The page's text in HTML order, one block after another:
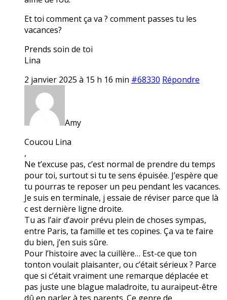
Et toi comment ça va ? comment passes tu les
vacances?
Prends soin de toi
Lina
2 janvier 2025 à 15 h 16 min #68330 Répondre
Amy
Coucou Lina
,
Ne t’excuse pas, c’est normal de prendre du temps
pour toi, surtout si tu te sens épuisée. J’espère que
tu pourras te reposer un peu pendant les vacances.
Je suis en terminale, j essaie de réviser parce que là
c est dernière ligne droite.
Tu as l’air d’avoir prévu plein de choses sympas,
entre Paris, ta famille et tes copines. Ça va te faire
du bien, j’en suis sûre.
Pour l’histoire avec la cuillère… Est-ce que ton
tonton voulait plaisanter, ou c’était sérieux ? Parce
que si c’était vraiment une remarque déplacée et
pas juste une blague maladroite, tu auraipeut-être